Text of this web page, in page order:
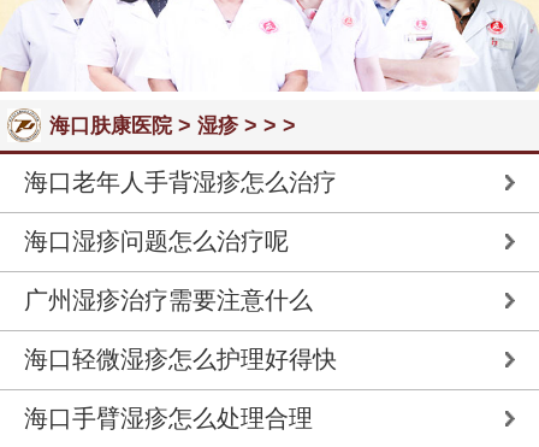
海口肤康医院> 湿疹> > >
海口老年人手背湿疹怎么治疗
海口湿疹问题怎么治疗呢
广州湿疹治疗需要注意什么
海口轻微湿疹怎么护理好得快
海口手臂湿疹怎么处理合理